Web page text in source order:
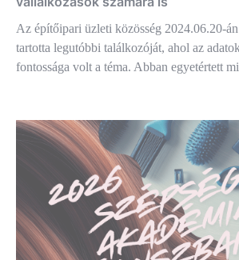
Az építőipari üzleti közösség 2024.06.20-
tartotta legutóbbi találkozóját, ahol az
fontossága volt a téma. Abban egyetértett